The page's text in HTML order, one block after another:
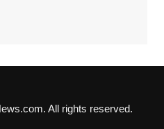
All rights reserved.